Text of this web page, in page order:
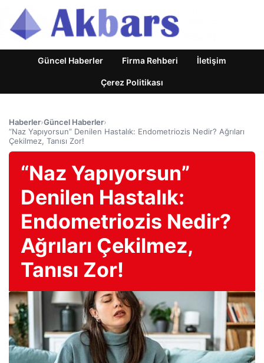
Güncel Haberler Firma Rehberi İletişim
Çerez Politikası
Haberler›Güncel Haberler›
“Naz Yapıyorsun” Denilen Hastalık: Endometriozis Nedir? Ağrıları
Çekilmez, Tanısı Zor!
“Naz Yapıyorsun”
Denilen Hastalık:
Endometriozis Nedir?
Ağrıları Çekilmez,
Tanısı Zor!